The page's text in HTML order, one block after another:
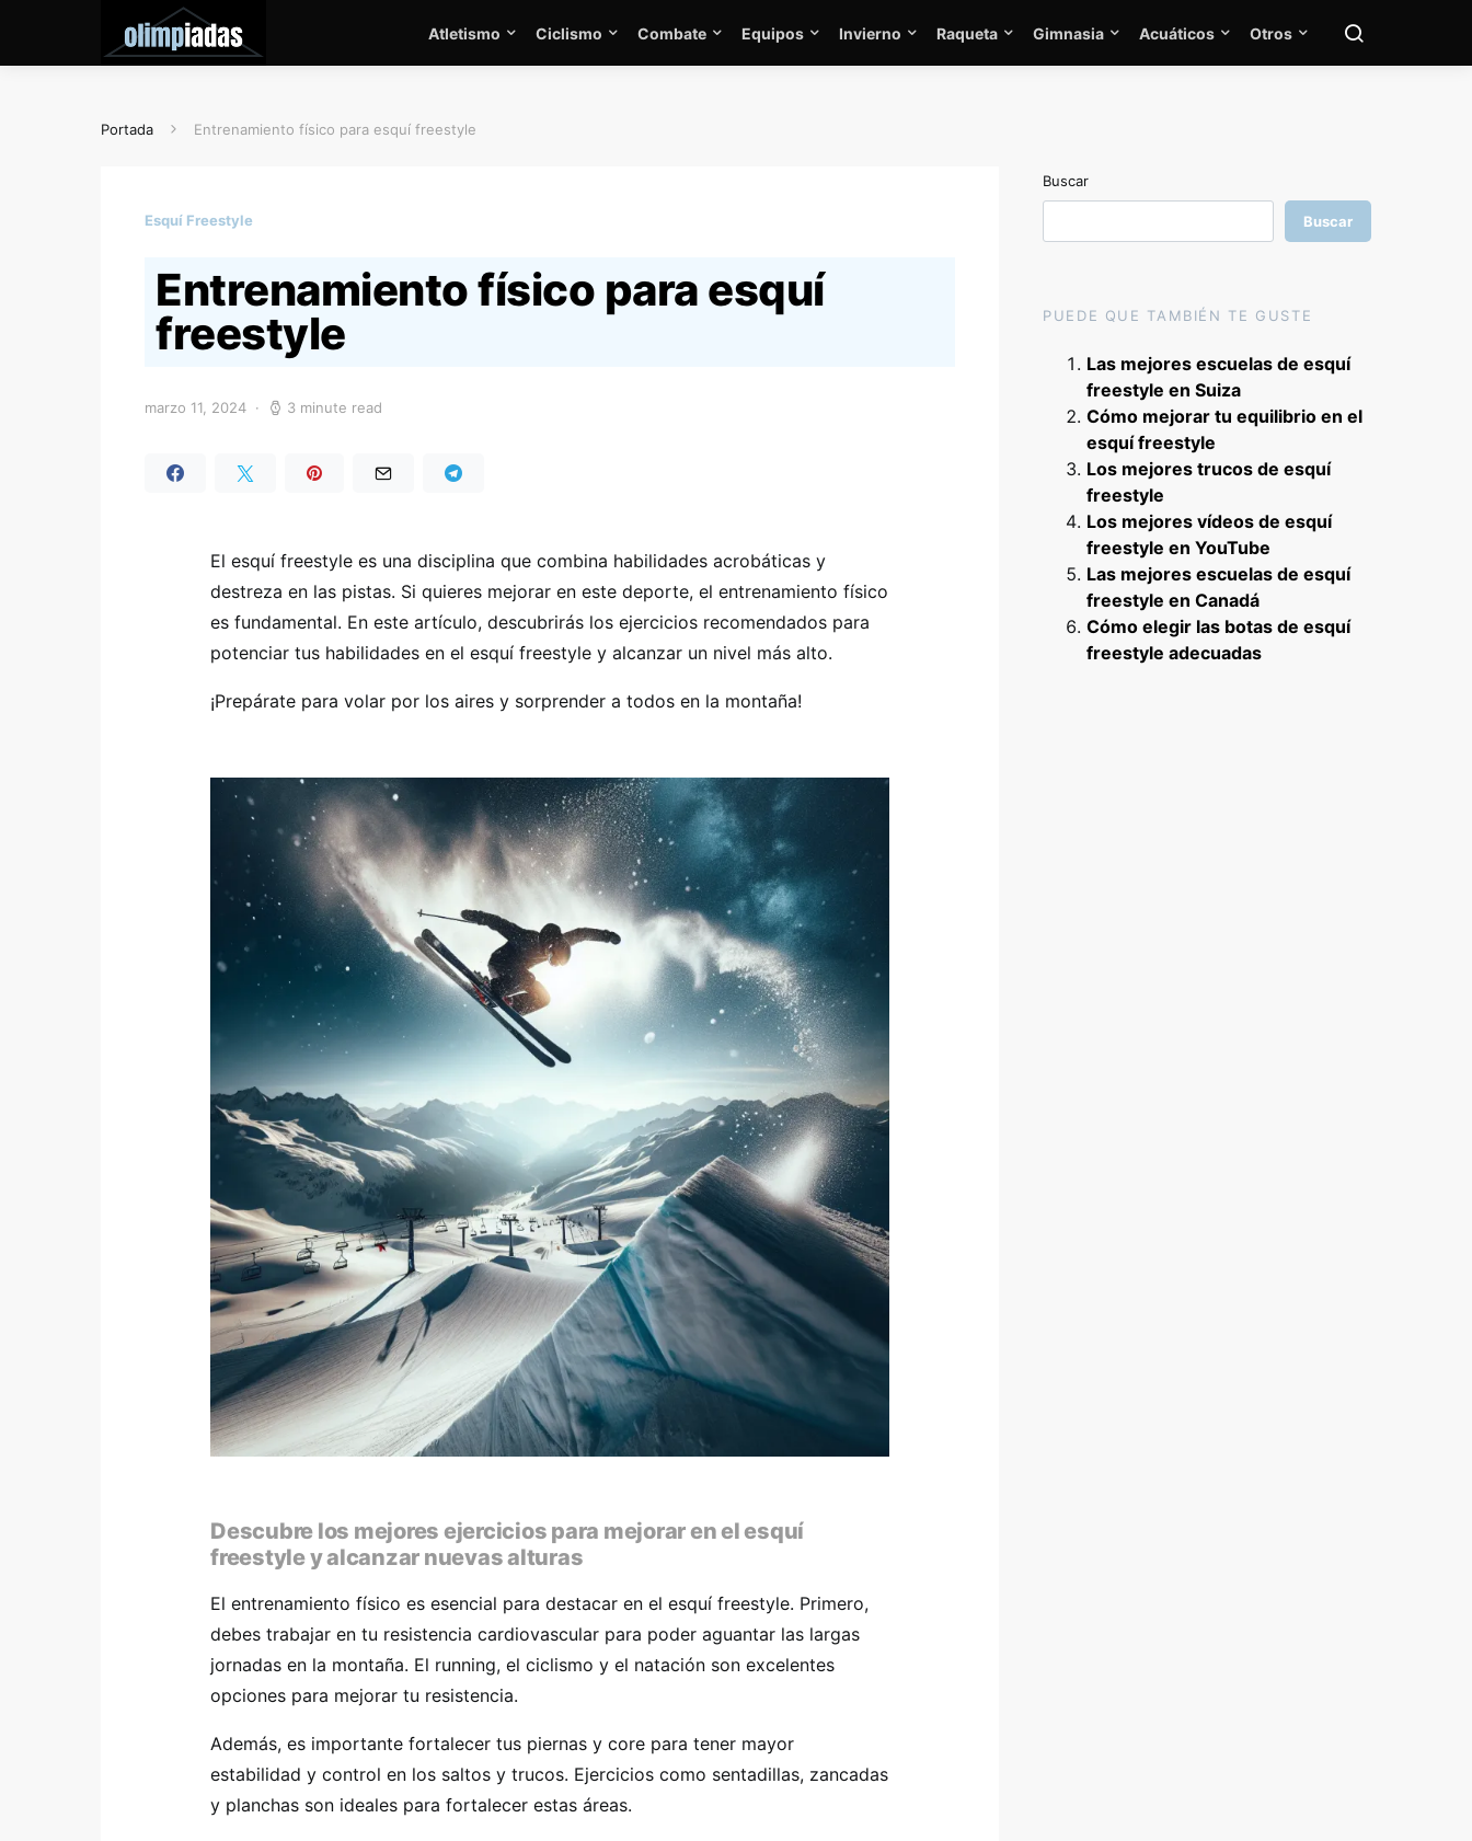
Atletismo Ciclismo Combate Equipos Invierno Raqueta Gimnasia Acuáticos Otros
Portada Entrenamiento físico para esquí freestyle
Esquí Freestyle
Entrenamiento físico para esquí
freestyle
marzo 11, 2024 3 minute read
El esquí freestyle es una disciplina que combina habilidades acrobáticas y
destreza en las pistas. Si quieres mejorar en este deporte, el entrenamiento físico
es fundamental. En este artículo, descubrirás los ejercicios recomendados para
potenciar tus habilidades en el esquí freestyle y alcanzar un nivel más alto.
¡Prepárate para volar por los aires y sorprender a todos en la montaña!
Descubre los mejores ejercicios para mejorar en el esquí
freestyle y alcanzar nuevas alturas
El entrenamiento físico es esencial para destacar en el esquí freestyle. Primero,
debes trabajar en tu resistencia cardiovascular para poder aguantar las largas
jornadas en la montaña. El running, el ciclismo y el natación son excelentes
opciones para mejorar tu resistencia.
Además, es importante fortalecer tus piernas y core para tener mayor
estabilidad y control en los saltos y trucos. Ejercicios como sentadillas, zancadas
y planchas son ideales para fortalecer estas áreas.
Buscar
Buscar
PUEDE QUE TAMBIÉN TE GUSTE
Las mejores escuelas de esquí
freestyle en Suiza
Cómo mejorar tu equilibrio en el
esquí freestyle
Los mejores trucos de esquí
freestyle
Los mejores vídeos de esquí
freestyle en YouTube
Las mejores escuelas de esquí
freestyle en Canadá
Cómo elegir las botas de esquí
freestyle adecuadas